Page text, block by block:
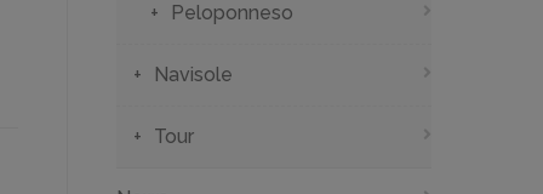
Peloponneso
Navisole
Tour